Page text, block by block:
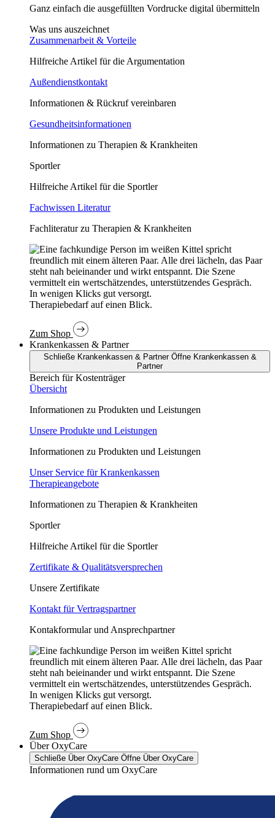
Ganz einfach die ausgefüllten Vordrucke digital übermitteln
Was uns auszeichnet
Zusammenarbeit & Vorteile
Hilfreiche Artikel für die Argumentation
Außendienstkontakt
Informationen & Rückruf vereinbaren
Gesundheitsinformationen
Informationen zu Therapien & Krankheiten
Sportler
Hilfreiche Artikel für die Sportler
Fachwissen Literatur
Fachliteratur zu Therapien & Krankheiten
In wenigen Klicks gut versorgt.
Therapiebedarf auf einen Blick.
Zum Shop
Krankenkassen & Partner
Schließe Krankenkassen & Partner Öffne Krankenkassen &
Partner
Bereich für Kostenträger
Übersicht
Informationen zu Produkten und Leistungen
Unsere Produkte und Leistungen
Informationen zu Produkten und Leistungen
Unser Service für Krankenkassen
Therapieangebote
Informationen zu Therapien & Krankheiten
Sportler
Hilfreiche Artikel für die Sportler
Zertifikate & Qualitätsversprechen
Unsere Zertifikate
Kontakt für Vertragspartner
Kontakformular und Ansprechpartner
In wenigen Klicks gut versorgt.
Therapiebedarf auf einen Blick.
Zum Shop
Über OxyCare
Schließe Über OxyCare Öffne Über OxyCare
Informationen rund um OxyCare